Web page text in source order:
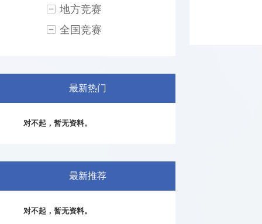
地方竞赛
全国竞赛
最新热门
对不起，暂无资料。
最新推荐
对不起，暂无资料。